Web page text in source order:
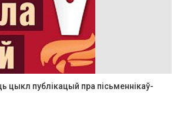
цыкл публікацый пра пісьменнікаў-